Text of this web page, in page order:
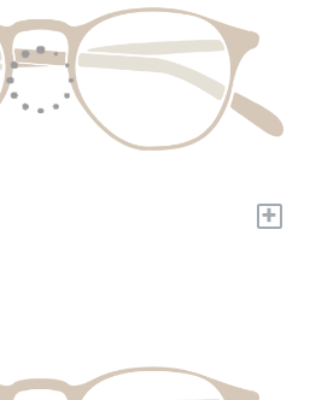
+